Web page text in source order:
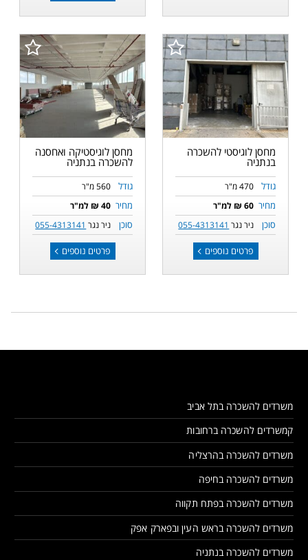
מחסן לוגיסטי להשכרה
בנתניה
גודל 470 מ"ר
מחיר 60 ₪ למ"ר
סוכן ניר נגר 055-4313141
פרטים נוספים
מחסן לוגיסטיקה ואחסנה
להשכרה בנתניה
גודל 560 מ"ר
מחיר 40 ₪ למ"ר
סוכן ניר נגר 055-4313141
פרטים נוספים
משרדים להשכרה בתל אביב
קמשרדים להשכרה ברחובות
משרדים להשכרה בהרצליה
משרדים להשכרה בחיפה
משרדים להשכרה בפתח תקווה
משרדים להשכרה בראש העין ובפארק אפק
משרדים להשכרה בנתניה